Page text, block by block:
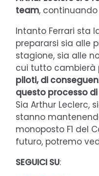
team, continuando
Intanto Ferrari sta
prepararsi sia alle
stagione, sia alle
cui tutto cambierà
piloti, di
questo processo
Sia Arthur Leclerc,
stanno
monoposto F1 del
futuro, potremo
SEGUICI SU: